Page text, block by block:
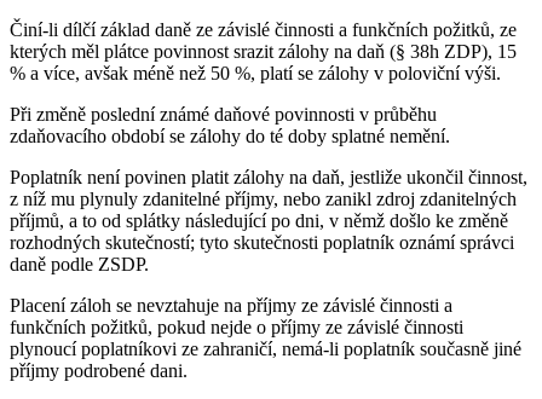
Činí-li dílčí základ daně ze závislé činnosti a funkčních požitků, ze
kterých měl plátce povinnost srazit zálohy na daň (§ 38h ZDP), 15
% a více, avšak méně než 50 %, platí se zálohy v poloviční výši.
Při změně poslední známé daňové povinnosti v průběhu
zdaňovacího období se zálohy do té doby splatné nemění.
Poplatník není povinen platit zálohy na daň, jestliže ukončil činnost,
z níž mu plynuly zdanitelné příjmy, nebo zanikl zdroj zdanitelných
příjmů, a to od splátky následující po dni, v němž došlo ke změně
rozhodných skutečností; tyto skutečnosti poplatník oznámí správci
daně podle ZSDP.
Placení záloh se nevztahuje na příjmy ze závislé činnosti a
funkčních požitků, pokud nejde o příjmy ze závislé činnosti
plynoucí poplatníkovi ze zahraničí, nemá-li poplatník současně jiné
příjmy podrobené dani.